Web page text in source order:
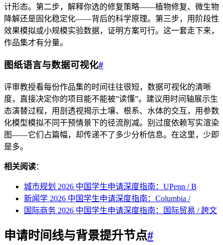
计形态。第二步，解释你选的修复策略——植物修复、微生物
降解还是固化稳定化——背后的科学原理。第三步，用阶段性
效果模拟或小规模实验数据，证明方案可行。这一套走下来，
作品集才有分量。
图纸语言与数据可视化#
评审教授看每份作品集的时间往往很短，数据可视化的清晰
度，直接决定你的项目能不能被”读懂”。建议用时间轴展示生
态演替过程，用剖透视揭示土壤、根系、水体的交互，用参数
化模型模拟不同干预情景下的径流削减。别过度依赖写实渲染
图——它们占篇幅，却传递不了多少分析信息。在这里，少即
是多。
相关阅读：
城市规划 2026 中国学生申请深度指南：UPenn / B
新闻学 2026 中国学生申请深度指南：Columbia /
国际商务 2026 中国学生申请深度指南：国际贸易 / 跨文
申请时间线与背景提升节点#